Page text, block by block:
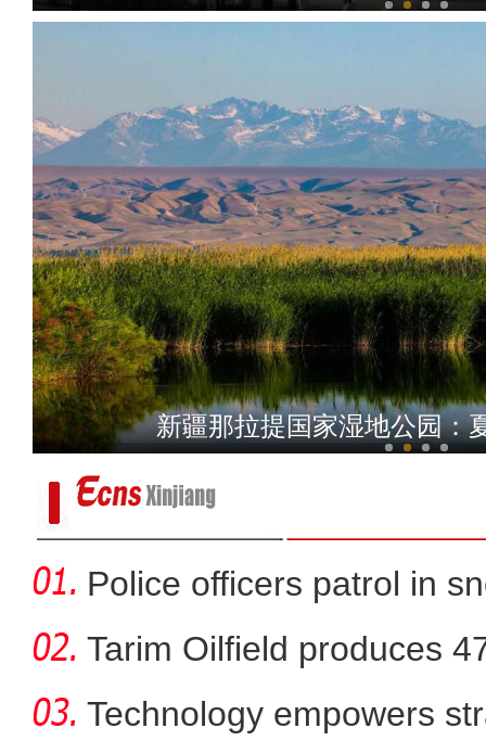
探访新疆兵团非遗美食
新疆那拉提国家湿地公园：
Police officers patrol in
Tarim Oilfield produces
Technology empowers